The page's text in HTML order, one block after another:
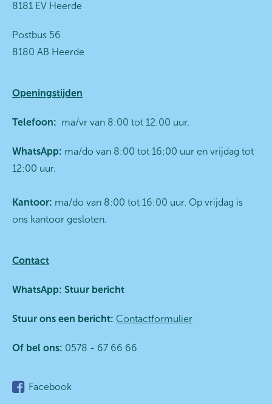
8181 EV Heerde
Postbus 56
8180 AB Heerde
Openingstijden
Telefoon: ma/vr van 8:00 tot 12:00 uur.
WhatsApp: ma/do van 8:00 tot 16:00 uur en vrijdag tot
12:00 uur.
Kantoor: ma/do van 8:00 tot 16:00 uur. Op vrijdag is
ons kantoor gesloten.
Contact
WhatsApp: Stuur bericht
Stuur ons een bericht: Contactformulier
Of bel ons: 0578 - 67 66 66
Facebook